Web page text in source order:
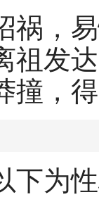
祸，
祖发
撞，
下为